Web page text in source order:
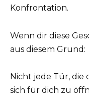
Konfrontation.
Wenn dir diese
aus diesem Grund:
Nicht jede Tür, die
sich für dich zu